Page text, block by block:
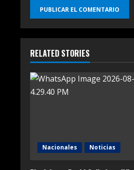
RELATED STORIES
Nacionales Noticias